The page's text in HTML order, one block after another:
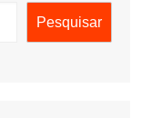
Pesquisar